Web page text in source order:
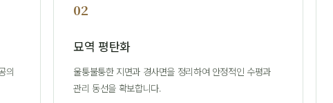
의
02
묘역 평탄화
울퉁불퉁한 지면과 경사면을 정리하여 안정적인 수평과
관리 동선을 확보합니다.